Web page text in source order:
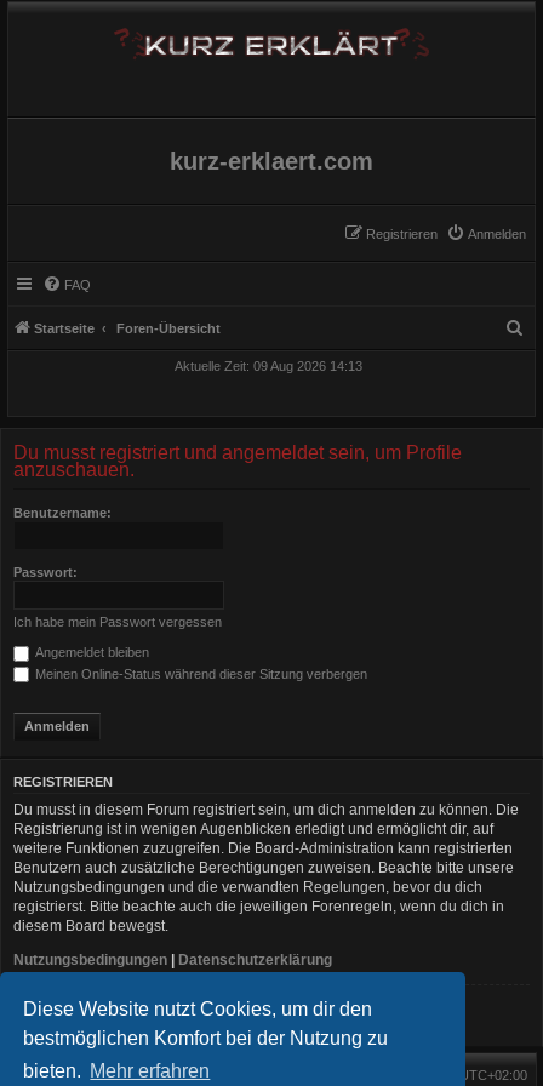
Diese Website nutzt Cookies, um dir den
bestmöglichen Komfort bei der Nutzung zu
bieten. Mehr erfahren
kurz-erklaert.com
Anmelden
Registrieren
FAQ
Startseite Foren-Übersicht
Aktuelle Zeit: 09 Aug 2026 14:13
Du musst registriert und angemeldet sein, um Profile
anzuschauen.
Benutzername:
Passwort:
Ich habe mein Passwort vergessen
Angemeldet bleiben
Meinen Online-Status während dieser Sitzung verbergen
REGISTRIEREN
Du musst in diesem Forum registriert sein, um dich anmelden zu können. Die
Registrierung ist in wenigen Augenblicken erledigt und ermöglicht dir, auf
weitere Funktionen zuzugreifen. Die Board-Administration kann registrierten
Benutzern auch zusätzliche Berechtigungen zuweisen. Beachte bitte unsere
Nutzungsbedingungen und die verwandten Regelungen, bevor du dich
registrierst. Bitte beachte auch die jeweiligen Forenregeln, wenn du dich in
diesem Board bewegst.
Nutzungsbedingungen | Datenschutzerklärung
Registrieren
Startseite Foren-Übersicht UTC+02:00